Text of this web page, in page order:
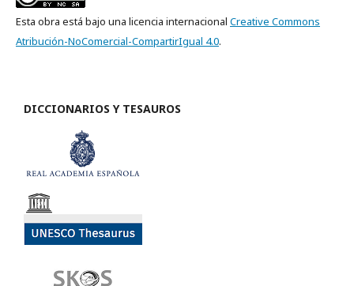
Esta obra está bajo una licencia internacional Creative Commons
Atribución-NoComercial-CompartirIgual 4.0.
DICCIONARIOS Y TESAUROS